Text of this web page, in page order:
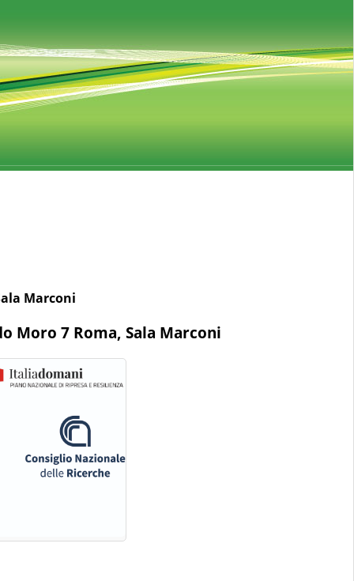
Marconi
Moro 7 Roma, Sala Marconi